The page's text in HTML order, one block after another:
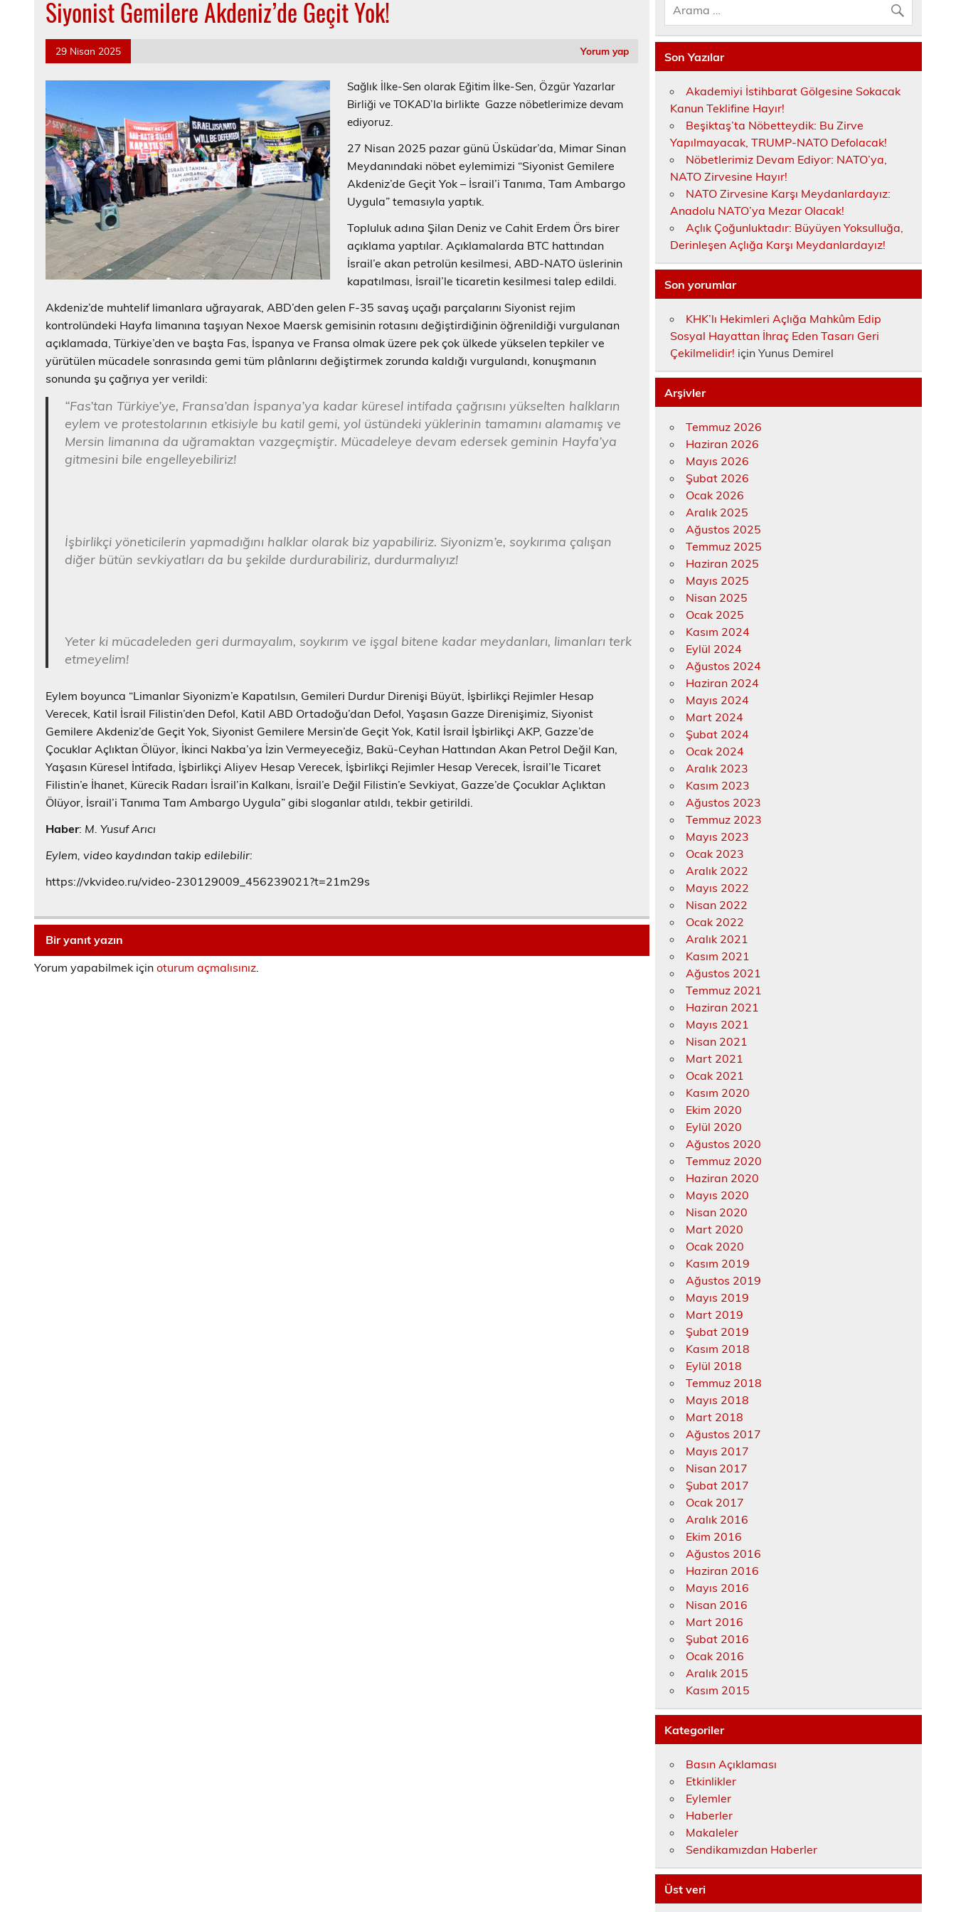
Siyonist Gemilere Akdeniz’de Geçit Yok!
29 Nisan 2025 Yorum yap
Sağlık İlke-Sen olarak Eğitim İlke-Sen, Özgür Yazarlar
Birliği ve TOKAD’la birlikte Gazze nöbetlerimize devam
ediyoruz.
27 Nisan 2025 pazar günü Üsküdar’da, Mimar Sinan
Meydanındaki nöbet eylemimizi “Siyonist Gemilere
Akdeniz’de Geçit Yok – İsrail’i Tanıma, Tam Ambargo
Uygula” temasıyla yaptık.
Topluluk adına Şilan Deniz ve Cahit Erdem Örs birer
açıklama yaptılar. Açıklamalarda BTC hattından
İsrail’e akan petrolün kesilmesi, ABD-NATO üslerinin
kapatılması, İsrail’le ticaretin kesilmesi talep edildi.
Akdeniz’de muhtelif limanlara uğrayarak, ABD’den gelen F-35 savaş uçağı parçalarını Siyonist rejim
kontrolündeki Hayfa limanına taşıyan Nexoe Maersk gemisinin rotasını değiştirdiğinin öğrenildiği vurgulanan
açıklamada, Türkiye’den ve başta Fas, İspanya ve Fransa olmak üzere pek çok ülkede yükselen tepkiler ve
yürütülen mücadele sonrasında gemi tüm plânlarını değiştirmek zorunda kaldığı vurgulandı, konuşmanın
sonunda şu çağrıya yer verildi:
“Fas’tan Türkiye’ye, Fransa’dan İspanya’ya kadar küresel intifada çağrısını yükselten halkların
eylem ve protestolarının etkisiyle bu katil gemi, yol üstündeki yüklerinin tamamını alamamış ve
Mersin limanına da uğramaktan vazgeçmiştir. Mücadeleye devam edersek geminin Hayfa’ya
gitmesini bile engelleyebiliriz!
İşbirlikçi yöneticilerin yapmadığını halklar olarak biz yapabiliriz. Siyonizm’e, soykırıma çalışan
diğer bütün sevkiyatları da bu şekilde durdurabiliriz, durdurmalıyız!
Yeter ki mücadeleden geri durmayalım, soykırım ve işgal bitene kadar meydanları, limanları terk
etmeyelim!
Eylem boyunca “Limanlar Siyonizm’e Kapatılsın, Gemileri Durdur Direnişi Büyüt, İşbirlikçi Rejimler Hesap
Verecek, Katil İsrail Filistin’den Defol, Katil ABD Ortadoğu’dan Defol, Yaşasın Gazze Direnişimiz, Siyonist
Gemilere Akdeniz’de Geçit Yok, Siyonist Gemilere Mersin’de Geçit Yok, Katil İsrail İşbirlikçi AKP, Gazze’de
Çocuklar Açlıktan Ölüyor, İkinci Nakba’ya İzin Vermeyeceğiz, Bakü-Ceyhan Hattından Akan Petrol Değil Kan,
Yaşasın Küresel İntifada, İşbirlikçi Aliyev Hesap Verecek, İşbirlikçi Rejimler Hesap Verecek, İsrail’le Ticaret
Filistin’e İhanet, Kürecik Radarı İsrail’in Kalkanı, İsrail’e Değil Filistin’e Sevkiyat, Gazze’de Çocuklar Açlıktan
Ölüyor, İsrail’i Tanıma Tam Ambargo Uygula” gibi sloganlar atıldı, tekbir getirildi.
Haber: M. Yusuf Arıcı
Eylem, video kaydından takip edilebilir:
https://vkvideo.ru/video-230129009_456239021?t=21m29s
Bir yanıt yazın
Yorum yapabilmek içinoturum açmalısınız
Son Yazılar
Akademiyi İstihbarat Gölgesine Sokacak
Kanun Teklifine Hayır!
Beşiktaş’ta Nöbetteydik: Bu Zirve
Yapılmayacak, TRUMP-NATO Defolacak!
Nöbetlerimiz Devam Ediyor: NATO’ya,
NATO Zirvesine Hayır!
NATO Zirvesine Karşı Meydanlardayız:
Anadolu NATO’ya Mezar Olacak!
Açlık Çoğunluktadır: Büyüyen Yoksulluğa,
Derinleşen Açlığa Karşı Meydanlardayız!
Son yorumlar
KHK’lı Hekimleri Açlığa Mahkûm Edip
Sosyal Hayattan İhraç Eden Tasarı Geri
Çekilmelidir! içinYunus Demirel
Arşivler
Temmuz 2026
Haziran 2026
Mayıs 2026
Şubat 2026
Ocak 2026
Aralık 2025
Ağustos 2025
Temmuz 2025
Haziran 2025
Mayıs 2025
Nisan 2025
Ocak 2025
Kasım 2024
Eylül 2024
Ağustos 2024
Haziran 2024
Mayıs 2024
Mart 2024
Şubat 2024
Ocak 2024
Aralık 2023
Kasım 2023
Ağustos 2023
Temmuz 2023
Mayıs 2023
Ocak 2023
Aralık 2022
Mayıs 2022
Nisan 2022
Ocak 2022
Aralık 2021
Kasım 2021
Ağustos 2021
Temmuz 2021
Haziran 2021
Mayıs 2021
Nisan 2021
Mart 2021
Ocak 2021
Kasım 2020
Ekim 2020
Eylül 2020
Ağustos 2020
Temmuz 2020
Haziran 2020
Mayıs 2020
Nisan 2020
Mart 2020
Ocak 2020
Kasım 2019
Ağustos 2019
Mayıs 2019
Mart 2019
Şubat 2019
Kasım 2018
Eylül 2018
Temmuz 2018
Mayıs 2018
Mart 2018
Ağustos 2017
Mayıs 2017
Nisan 2017
Şubat 2017
Ocak 2017
Aralık 2016
Ekim 2016
Ağustos 2016
Haziran 2016
Mayıs 2016
Nisan 2016
Mart 2016
Şubat 2016
Ocak 2016
Aralık 2015
Kasım 2015
Kategoriler
Basın Açıklaması
Etkinlikler
Eylemler
Haberler
Makaleler
Sendikamızdan Haberler
Üst veri